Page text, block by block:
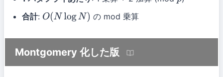
合計: O(NlogN) の mod 乗算
Montgomery 化した版